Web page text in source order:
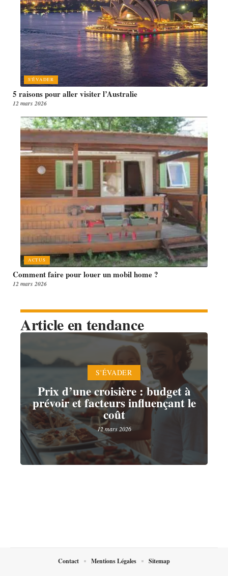
S'ÉVADER
5 raisons pour aller visiter l’Australie
12 mars 2026
ACTUS
Comment faire pour louer un mobil home ?
12 mars 2026
Article en tendance
S'ÉVADER
Prix d’une croisière : budget à
prévoir et facteurs influençant le
coût
12 mars 2026
Contact Mentions Légales Sitemap